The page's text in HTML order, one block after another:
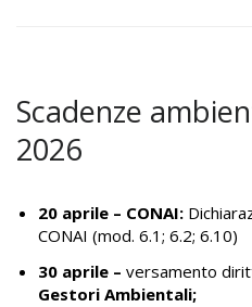
Scadenze
2026
20 aprile – CONAI:
CONAI (mod. 6.1; 6.2; 6.10)
30 aprile – versamento
Gestori Ambientali;